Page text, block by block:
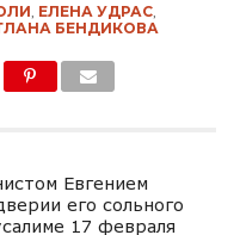
ЕЛЕНА УДРАС,
БЕНДИКОВА
Евгением
его сольного
17 февраля